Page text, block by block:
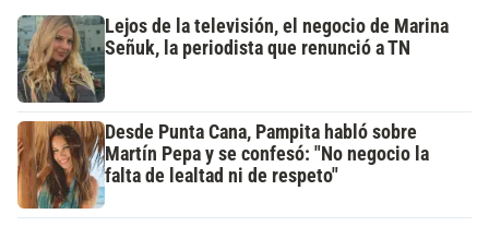
Lejos de la televisión, el negocio de Marina
Señuk, la periodista que renunció a TN
Desde Punta Cana, Pampita habló sobre
Martín Pepa y se confesó: "No negocio la
falta de lealtad ni de respeto"